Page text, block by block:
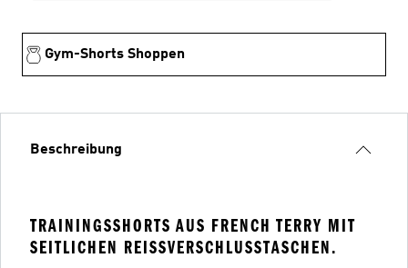
Gym-Shorts Shoppen
Beschreibung
TRAININGSSHORTS AUS FRENCH TERRY MIT
SEITLICHEN REISSVERSCHLUSSTASCHEN.